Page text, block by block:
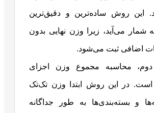
این روش ساده‌ترین و دقیق‌ترین
شمار می‌آید، زیرا وزن نهایی بدون
اضافی ثبت می‌شود.
محاسبه مجموع وزن اجزای
است. در این روش ابتدا وزن تک‌تک
و بسته‌بندی‌ها به طور جداگانه